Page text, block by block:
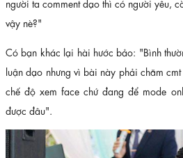
người ta comment dạo thì có người yêu,
vậy nè?"
Có bạn khác lại hài hước bảo: "Bình
luận dạo nhưng vì bài này phải chăm
chế độ xem face chứ đang để mode
được đâu".